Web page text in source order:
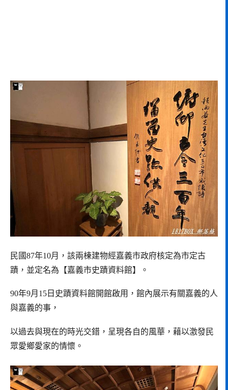
民國87年10月，該兩棟建物經嘉義市政府核定為市定古
蹟，並定名為【嘉義市史蹟資料館】。
90年9月15日史蹟資料館開館啟用，館內展示有關嘉義的人
與嘉義的事，
以過去與現在的時光交錯，呈現各自的風華，藉以激發民
眾愛鄉愛家的情懷。